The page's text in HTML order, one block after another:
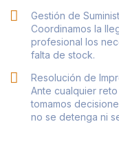
Gestión de
Coordinamos la
profesional los
falta de stock.
Resolución de
Ante cualquier
tomamos
no se detenga ni